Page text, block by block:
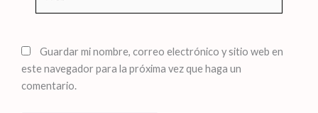
Guardar mi nombre, correo electrónico y sitio web en
este navegador para la próxima vez que haga un
comentario.